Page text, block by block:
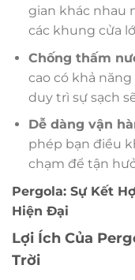
gian khác nhau
các khung cửa
Chống thấm
cao có khả
duy trì sự sạch
Dễ dàng vận
phép bạn điều
chạm để tận
Pergola: Sự Kết
Hiện Đại
Lợi Ích Của
Trời